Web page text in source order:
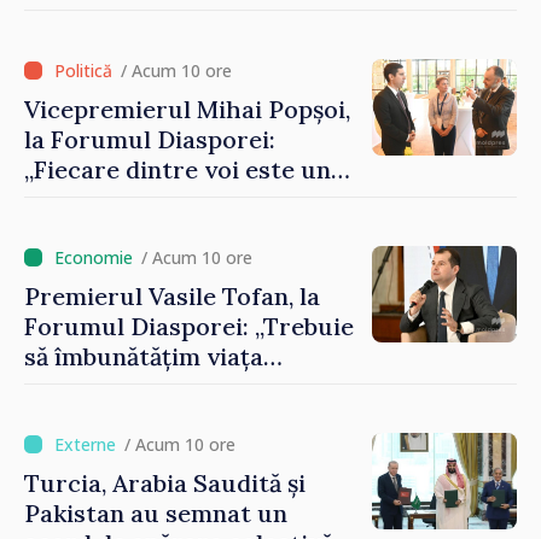
/ Acum 10 ore
Vicepremierul Mihai Popșoi,
la Forumul Diasporei:
„Fiecare dintre voi este un
imaginii Republicii Moldova”
/ Acum 10 ore
Premierul Vasile Tofan, la
Forumul Diasporei: „Trebuie
să îmbunătățim viața
/ Acum 10 ore
Turcia, Arabia Saudită și
Pakistan au semnat un